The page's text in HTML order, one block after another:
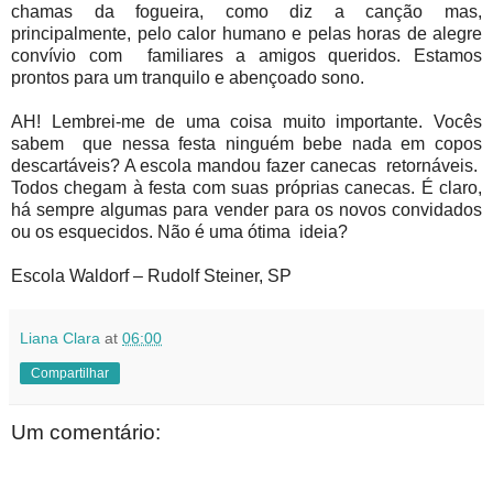
chamas da fogueira, como diz a canção mas,
principalmente, pelo calor humano e pelas horas de alegre
convívio com familiares a amigos queridos. Estamos
prontos para um tranquilo e abençoado sono.
AH! Lembrei-me de uma coisa muito importante. Vocês
sabem que nessa festa ninguém bebe nada em copos
descartáveis? A escola mandou fazer canecas retornáveis.
Todos chegam à festa com suas próprias canecas. É claro,
há sempre algumas para vender para os novos convidados
ou os esquecidos. Não é uma ótima ideia?
Escola Waldorf – Rudolf Steiner, SP
Liana Clara at 06:00
Compartilhar
Um comentário: